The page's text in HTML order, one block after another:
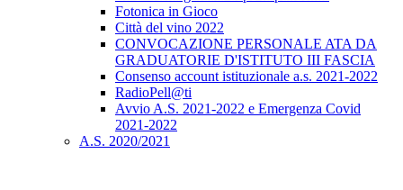
Fotonica in Gioco
Città del vino 2022
CONVOCAZIONE PERSONALE ATA DA
GRADUATORIE D'ISTITUTO III FASCIA
Consenso account istituzionale a.s. 2021-2022
RadioPell@ti
Avvio A.S. 2021-2022 e Emergenza Covid
2021-2022
A.S. 2020/2021